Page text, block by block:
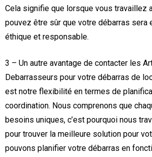
Cela signifie que lorsque vous travaillez
pouvez être sûr que votre débarras sera
éthique et responsable.
3 – Un autre avantage de contacter les
Debarrasseurs pour votre débarras de
est notre flexibilité en termes de
coordination. Nous comprenons que
besoins uniques, c’est pourquoi nous
pour trouver la meilleure solution pour
pouvons planifier votre débarras en